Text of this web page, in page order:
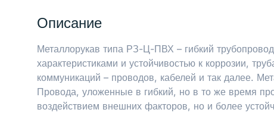
Описание
Металлорукав типа РЗ-Ц-ПВХ – гибкий
характеристиками и устойчивостью к коррозии,
коммуникаций – проводов, кабелей и так далее.
Провода, уложенные в гибкий, но в то же время
воздействием внешних факторов, но и более